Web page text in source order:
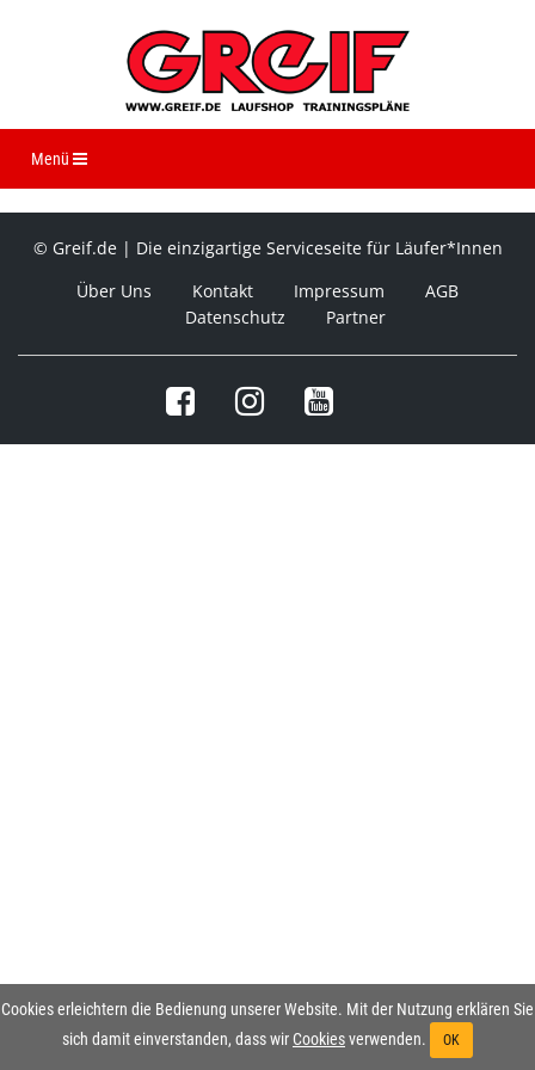
Menü Navigation ein-/ausblenden
© Greif.de | Die einzigartige Serviceseite für Läufer*Innen
Über Uns
Kontakt Impressum
AGB
Datenschutz
Partner
Cookies erleichtern die Bedienung unserer Website. Mit der Nutzung erklären Sie
sich damit einverstanden, dass wir Cookiesverwenden. OK